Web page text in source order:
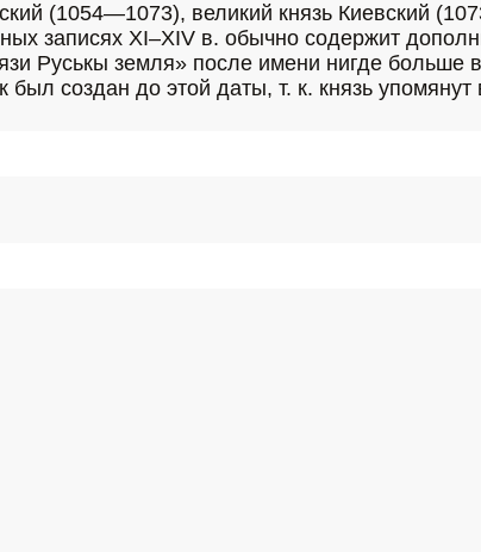
(1054—1073), великий князь Киевский
записях XI–XIV в. обычно содержит
Руськы земля» после имени нигде больше
был создан до этой даты, т. к. князь